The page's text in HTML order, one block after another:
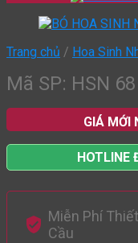
Trang chủ / Hoa Sinh
Mã SP: HSN 68
GIÁ MỚI
Miễn Phí
Cầu